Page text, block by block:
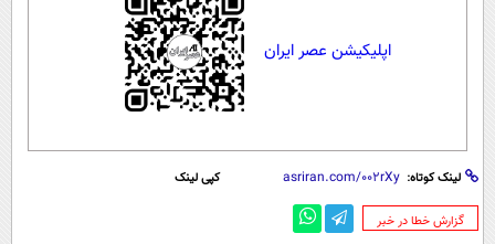
اپلیکیشن عصر ایران
لینک کوتاه: کپی لینک
‌گزارش خطا در خبر